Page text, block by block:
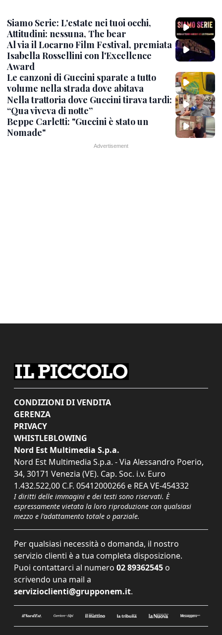
Siamo Serie: L'estate nei tuoi occhi,
Attitudini: nessuna, The bear
Al via il Locarno Film Festival, premiata
Isabella Rossellini con l'Excellence
Award
Le canzoni di Guccini sparate a tutto
volume nella strada dove abitava
Nella trattoria dove Guccini tirava tardi:
“Qua viveva di notte”
Beppe Carletti: "Guccini è stato un
Nomade"
CONDIZIONI DI VENDITA
GERENZA
PRIVACY
WHISTLEBLOWING
Nord Est Multimedia S.p.a.
Nord Est Multimedia S.p.a. - Via Alessandro Poerio,
34, 30171 Venezia (VE). Cap. Soc. i.v. Euro
1.432.522,00 C.F. 05412000266 e REA VE-454332
I diritti delle immagini e dei testi sono riservati. È
espressamente vietata la loro riproduzione con qualsiasi
mezzo e l'adattamento totale o parziale.
Per qualsiasi necessità o domanda, il nostro
servizio clienti è a tua completa disposizione.
Puoi contattarci al numero 02 89362545 o
scrivendo una mail a
servizioclienti@grupponem.it.